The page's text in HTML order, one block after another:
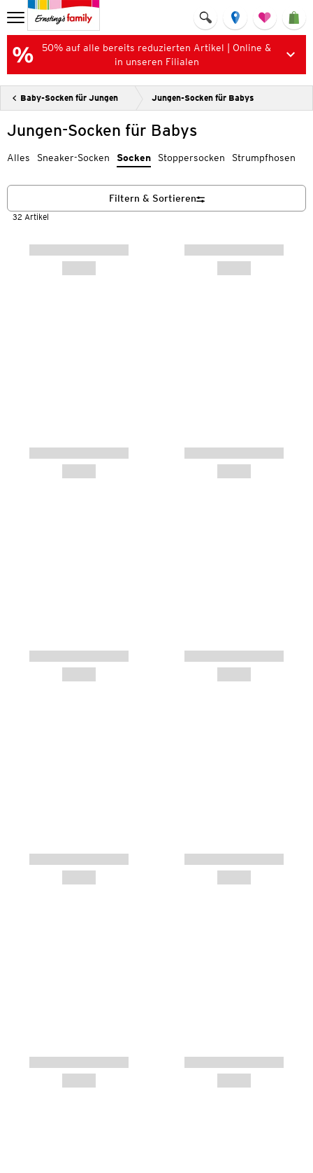
50% auf alle bereits reduzierten Artikel | Online &
in unseren Filialen
Baby-Socken für Jungen Jungen-Socken für Babys
Jungen-Socken für Babys
Alles Sneaker-Socken Socken Stoppersocken Strumpfhosen
32 Artikel
Filtern & Sortieren